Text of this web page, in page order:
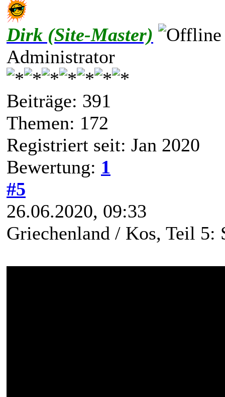
Dirk (Site-Master)
Administrator
Beiträge: 391
Themen: 172
Registriert seit: Jan 2020
Bewertung: 1
#5
26.06.2020, 09:33
Griechenland / Kos, Teil 5: